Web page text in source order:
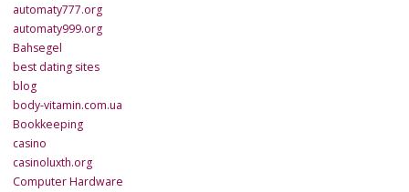
automaty777.org
automaty999.org
Bahsegel
best dating sites
blog
body-vitamin.com.ua
Bookkeeping
casino
casinoluxth.org
Computer Hardware